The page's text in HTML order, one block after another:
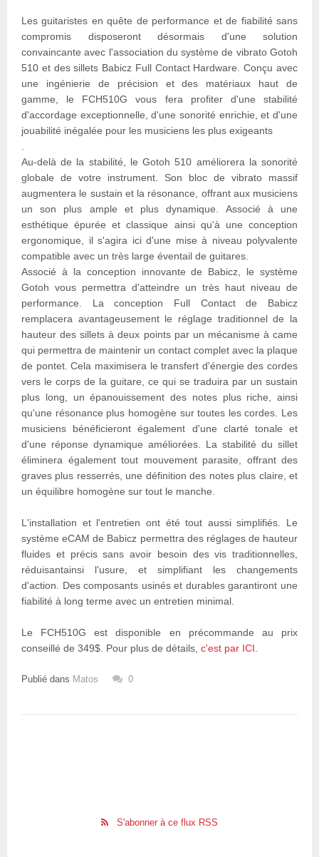
Les guitaristes en quête de performance et de fiabilité sans
compromis disposeront désormais d'une solution
convaincante avec l'association du système de vibrato Gotoh
510 et des sillets Babicz Full Contact Hardware. Conçu avec
une ingénierie de précision et des matériaux haut de
gamme, le FCH510G vous fera profiter d'une stabilité
d'accordage exceptionnelle, d'une sonorité enrichie, et d'une
jouabilité inégalée pour les musiciens les plus exigeants
Au-delà de la stabilité, le Gotoh 510 améliorera la sonorité
globale de votre instrument. Son bloc de vibrato massif
augmentera le sustain et la résonance, offrant aux musiciens
un son plus ample et plus dynamique. Associé à une
esthétique épurée et classique ainsi qu'à une conception
ergonomique, il s'agira ici d'une mise à niveau polyvalente
compatible avec un très large éventail de guitares.
Associé à la conception innovante de Babicz, le système
Gotoh vous permettra d'atteindre un très haut niveau de
performance. La conception Full Contact de Babicz
remplacera avantageusement le réglage traditionnel de la
hauteur des sillets à deux points par un mécanisme à came
qui permettra de maintenir un contact complet avec la plaque
de pontet. Cela maximisera le transfert d'énergie des cordes
vers le corps de la guitare, ce qui se traduira par un sustain
plus long, un épanouissement des notes plus riche, ainsi
qu'une résonance plus homogène sur toutes les cordes. Les
musiciens bénéficieront également d'une clarté tonale et
d'une réponse dynamique améliorées. La stabilité du sillet
éliminera également tout mouvement parasite, offrant des
graves plus resserrés, une définition des notes plus claire, et
un équilibre homogène sur tout le manche.
L'installation et l'entretien ont été tout aussi simplifiés. Le
système eCAM de Babicz permettra des réglages de hauteur
fluides et précis sans avoir besoin des vis traditionnelles,
réduisantainsi l'usure, et simplifiant les changements
d'action. Des composants usinés et durables garantiront une
fiabilité à long terme avec un entretien minimal.
Le FCH510G est disponible en précommande au prix
conseillé de 349$. Pour plus de détails, c'est par ICI.
Publié dans Matos 0
S'abonner à ce flux RSS